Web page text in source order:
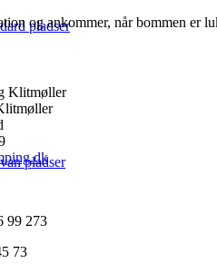
pladser
pladser
og ankommer, når bommen er
Klitmøller
99 273
73